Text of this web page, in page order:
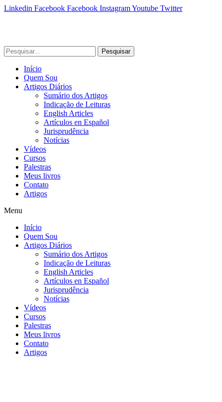
Linkedin Facebook Facebook InstagramYoutube Twitter
Pesquisar
Início
Quem Sou
Artigos Diários
Sumário dos Artigos
Indicação de Leituras
English Articles
Artículos en Español
Jurisprudência
Notícias
Vídeos
Cursos
Palestras
Meus livros
Contato
Artigos
Menu
Início
Quem Sou
Artigos Diários
Sumário dos Artigos
Indicação de Leituras
English Articles
Artículos en Español
Jurisprudência
Notícias
Vídeos
Cursos
Palestras
Meus livros
Contato
Artigos